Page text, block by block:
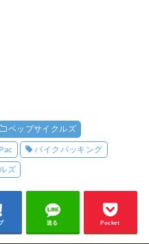
ペップサイクルズ
バイクパッキング
ズ
送る Pocket